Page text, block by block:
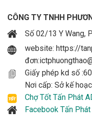
CÔNG TY TNHH
Số 02/13 Y Wang,
website: https://
Giấy phép kd số
Nơi cấp: Sở kế
Chợ Tốt Tấn Phát
Facebook Tấn